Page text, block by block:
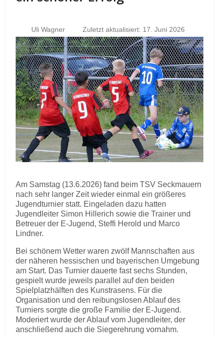
Uli Wagner Zuletzt aktualisiert: 17. Juni 2026
Am Samstag (13.6.2026) fand beim TSV Seckmauern
nach sehr langer Zeit wieder einmal ein größeres
Jugendturnier statt. Eingeladen dazu hatten
Jugendleiter Simon Hillerich sowie die Trainer und
Betreuer der E-Jugend, Steffi Herold und Marco
Lindner.
Bei schönem Wetter waren zwölf Mannschaften aus
der näheren hessischen und bayerischen Umgebung
am Start. Das Turnier dauerte fast sechs Stunden,
gespielt wurde jeweils parallel auf den beiden
Spielplatzhälften des Kunstrasens. Für die
Organisation und den reibungslosen Ablauf des
Turniers sorgte die große Familie der E-Jugend.
Moderiert wurde der Ablauf vom Jugendleiter, der
anschließend auch die Siegerehrung vornahm.